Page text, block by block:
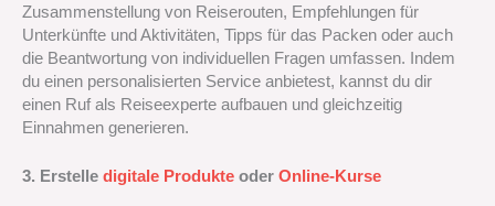
Zusammenstellung von Reiserouten, Empfehlungen für
Unterkünfte und Aktivitäten, Tipps für das Packen oder auch
die Beantwortung von individuellen Fragen umfassen. Indem
du einen personalisierten Service anbietest, kannst du dir
einen Ruf als Reiseexperte aufbauen und gleichzeitig
Einnahmen generieren.
3. Erstelle digitale Produkte oder Online-Kurse